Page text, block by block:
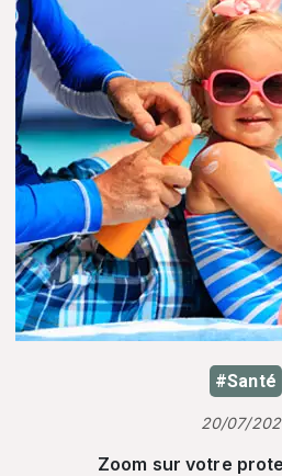
#Santé
20/07/
Zoom sur votre